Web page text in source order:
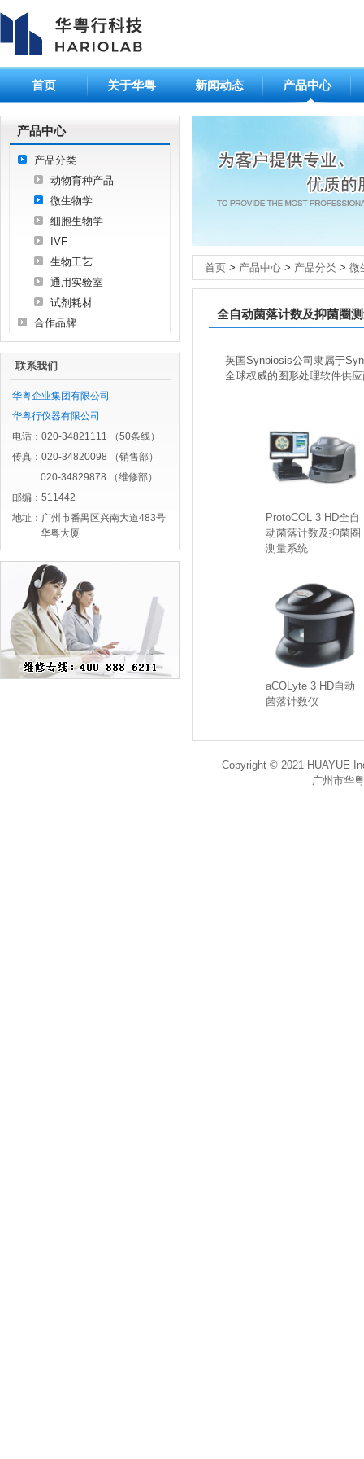
首页 关于华粤 新闻动态 产品中心
产品中心
产品分类
动物育种产品
微生物学
细胞生物学
IVF
生物工艺
通用实验室
试剂耗材
合作品牌
联系我们
华粤企业集团有限公司
华粤行仪器有限公司
电话：020-34821111 （50条线）
传真：020-34820098 （销售部）
020-34829878 （维修部）
邮编：511442
地址：广州市番禺区兴南大道483号
华粤大厦
首页 > 产品中心 > 产品分类 > 微
全自动菌落计数及抑菌圈
英国Synbiosis公司隶属于
全球权威的图形处理软件供
ProtoCOL 3 HD全自
动菌落计数及抑菌圈
测量系统
aCOLyte 3 HD自动
菌落计数仪
Copyright © 2021 HUAYUE
广州市华